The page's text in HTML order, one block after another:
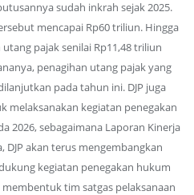
sudah inkrah sejak 2025.
mencapai Rp60 triliun. Hingga
pajak senilai Rp11,48 triliun
penagihan utang pajak yang
pada tahun ini. DJP juga
melaksanakan kegiatan penegakan
2026, sebagaimana Laporan Kinerja
DJP akan terus mengembangkan
kegiatan penegakan hukum
membentuk tim satgas pelaksanaan